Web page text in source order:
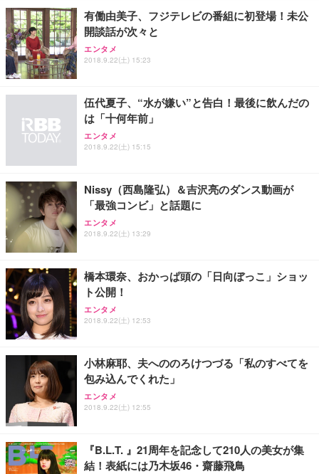
有働由美子、フジテレビの番組に初登場！未公
開談話が次々と
エンタメ
2018.9.22(土) 15:23
伍代夏子、“水が嫌い”と告白！最後に飲んだの
は「十何年前」
エンタメ
2018.9.22(土) 15:15
Nissy（西島隆弘）＆吉沢亮のダンス動画が
「最強コンビ」と話題に
エンタメ
2018.9.22(土) 13:29
橋本環奈、おかっぱ頭の「日向ぼっこ」ショッ
ト公開！
エンタメ
2018.9.22(土) 12:53
小林麻耶、夫へののろけつづる「私のすべてを
包み込んでくれた」
エンタメ
2018.9.22(土) 12:55
『B.L.T. 』21周年を記念して210人の美女が集
結！表紙には乃木坂46・齋藤飛鳥